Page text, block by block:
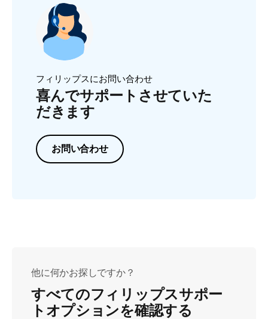
フィリップスにお問い合わせ
喜んでサポートさせていた
だきます
お問い合わせ
他に何かお探しですか？
すべてのフィリップスサポー
トオプションを確認する